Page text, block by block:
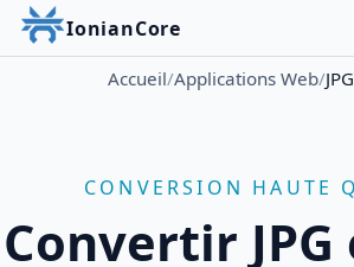
IonianCore
Accueil/Applications Web/
CONVERSION HAUTE
Convertir JPG